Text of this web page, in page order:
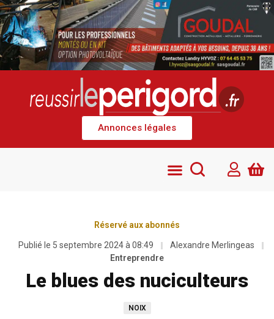
Annonces légales
Réservé aux abonnés
Publié le 5 septembre 2024 à 08:49
Alexandre Merlingeas
Entreprendre
Le blues des nuciculteurs
NOIX